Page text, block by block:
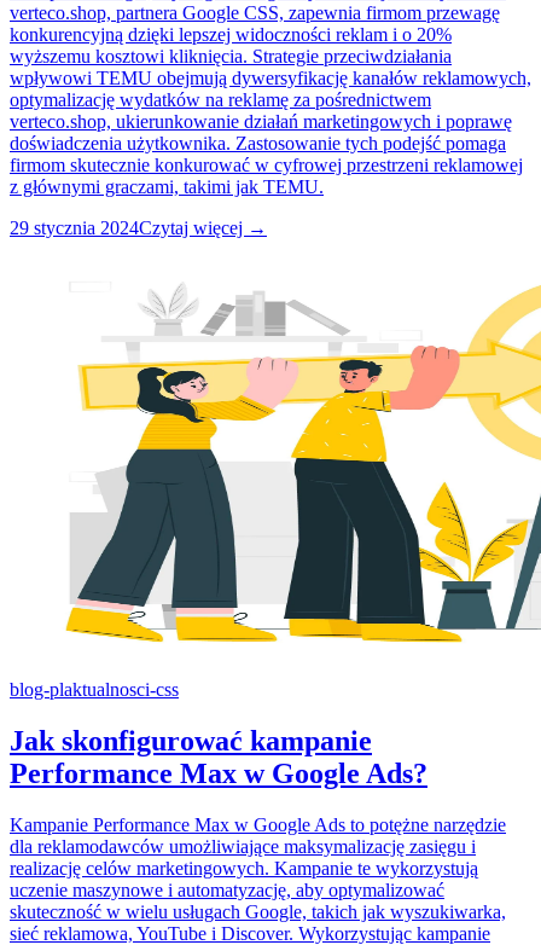
verteco.shop, partnera Google CSS, zapewnia firmom przewagę
konkurencyjną dzięki lepszej widoczności reklam i o 20%
wyższemu kosztowi kliknięcia. Strategie przeciwdziałania
wpływowi TEMU obejmują dywersyfikację kanałów reklamowych,
optymalizację wydatków na reklamę za pośrednictwem
verteco.shop, ukierunkowanie działań marketingowych i poprawę
doświadczenia użytkownika. Zastosowanie tych podejść pomaga
firmom skutecznie konkurować w cyfrowej przestrzeni reklamowej
z głównymi graczami, takimi jak TEMU.
29 stycznia 2024Czytaj więcej →
blog-plaktualnosci-css
Jak skonfigurować kampanie
Performance Max w Google Ads?
Kampanie Performance Max w Google Ads to potężne narzędzie
dla reklamodawców umożliwiające maksymalizację zasięgu i
realizację celów marketingowych. Kampanie te wykorzystują
uczenie maszynowe i automatyzację, aby optymalizować
skuteczność w wielu usługach Google, takich jak wyszukiwarka,
sieć reklamowa, YouTube i Discover. Wykorzystując kampanie